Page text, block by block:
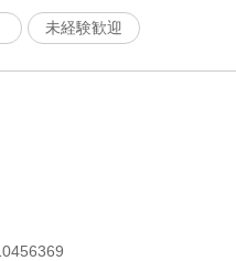
未経験歓迎